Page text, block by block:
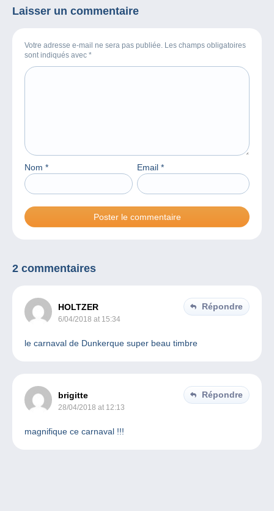
Laisser un commentaire
Votre adresse e-mail ne sera pas publiée. Les champs obligatoires
sont indiqués avec *
Nom * Email *
2 commentaires
HOLTZER
6/04/2018 at 15:34
Répondre
le carnaval de Dunkerque super beau timbre
brigitte
28/04/2018 at 12:13
Répondre
magnifique ce carnaval !!!